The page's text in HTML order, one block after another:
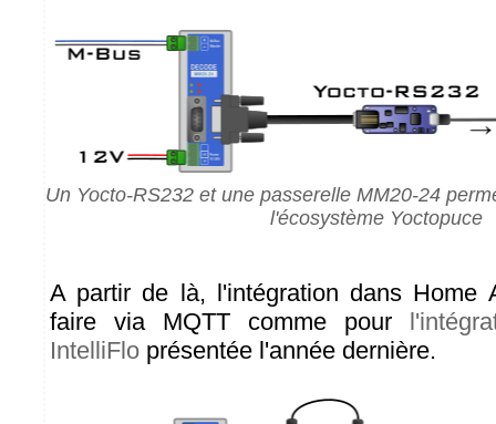
Un Yocto-RS232 et une passerelle MM20-24
l'écosystème Yoctopuce
A partir de là, l'intégration dans Home
faire via MQTT comme pour
IntelliFlo présentée l'année dernière.